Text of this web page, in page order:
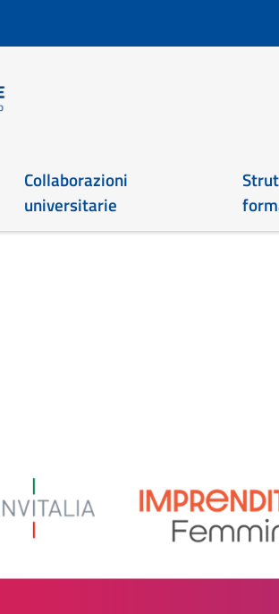
Main 2026
Collaborazioni
universitarie